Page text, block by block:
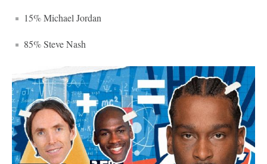
15% Michael Jordan
85% Steve Nash